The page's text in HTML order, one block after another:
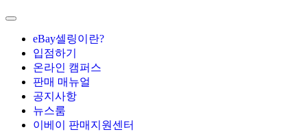
eBay셀링이란?
입점하기
온라인 캠퍼스
판매 매뉴얼
공지사항
뉴스룸
이베이 판매지원센터